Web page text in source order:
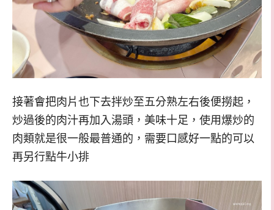
接著會把肉片也下去拌炒至五分熟左右後便撈起，
炒過後的肉汁再加入湯頭，美味十足，使用爆炒的
肉類就是很一般最普通的，需要口感好一點的可以
再另行點牛小排